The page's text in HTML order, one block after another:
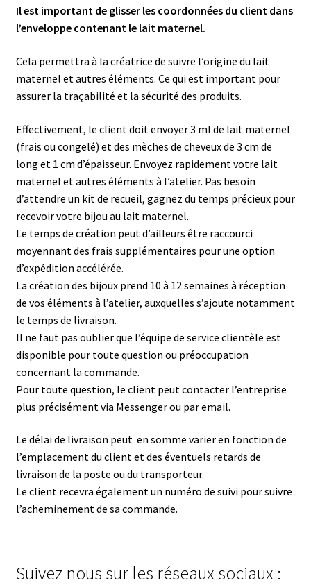
Il est important de glisser les coordonnées du client dans
l’enveloppe contenant le lait maternel.
Cela permettra à la créatrice de suivre l’origine du lait
maternel et autres éléments. Ce qui est important pour
assurer la traçabilité et la sécurité des produits.
Effectivement, le client doit envoyer 3 ml de lait maternel
(frais ou congelé) et des mèches de cheveux de 3 cm de
long et 1 cm d’épaisseur. Envoyez rapidement votre lait
maternel et autres éléments à l’atelier. Pas besoin
d’attendre un kit de recueil, gagnez du temps précieux pour
recevoir votre bijou au lait maternel.
Le temps de création peut d’ailleurs être raccourci
moyennant des frais supplémentaires pour une option
d’expédition accélérée.
La création des bijoux prend 10 à 12 semaines à réception
de vos éléments à l’atelier, auxquelles s’ajoute notamment
le temps de livraison.
Il ne faut pas oublier que l’équipe de service clientèle est
disponible pour toute question ou préoccupation
concernant la commande.
Pour toute question, le client peut contacter l’entreprise
plus précisément via Messenger ou par email.
Le délai de livraison peut en somme varier en fonction de
l’emplacement du client et des éventuels retards de
livraison de la poste ou du transporteur.
Le client recevra également un numéro de suivi pour suivre
l’acheminement de sa commande.
Suivez nous sur les réseaux sociaux :